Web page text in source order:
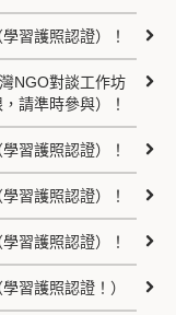
習護照認證）！
NGO對談工作坊
，請準時參與）！
習護照認證）！
習護照認證）！
習護照認證）！
習護照認證！）